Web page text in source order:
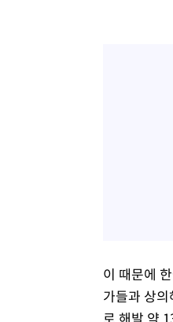
이 때문에
가들과 상
로 해발 약